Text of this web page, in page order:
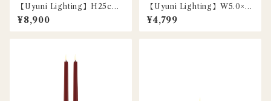
【Uyuni Lighting】H25cm /
LEDクラシックテーパーキャ
ンドル / サンドストーン / 2本
¥8,900
【Uyuni Lighting】W5.0×2.
8cm / LEDティーライトキャ
ンドル / ノルディックホワイ
¥4,799